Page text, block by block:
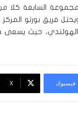
السابعة كلا
ويحتل فريق بورتو
حيث يسعى
فيسبوك ‫X